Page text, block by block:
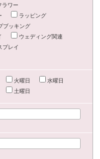
ラワー
ラッピング
ブッキング
ウェディング関連
プレイ
火曜日
水曜日
土曜日